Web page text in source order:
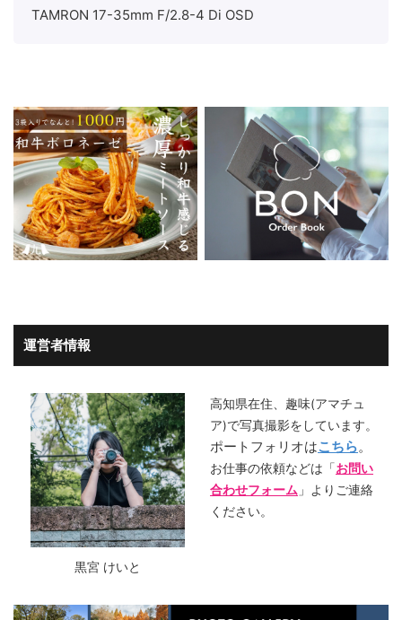
TAMRON 17-35mm F/2.8-4 Di OSD
運営者情報
黒宮 けいと
高知県在住、趣味(アマチュ
ア)で写真撮影をしています。
ポートフォリオはこちら。
お仕事の依頼などは「お問い
合わせフォーム 」よりご連絡
ください。